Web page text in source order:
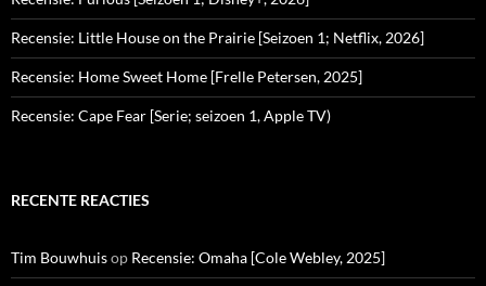
Recensie: Little House on the Prairie [Seizoen 1; Netflix, 2026]
Recensie: Home Sweet Home [Frelle Petersen, 2025]
Recensie: Cape Fear [Serie; seizoen 1, Apple TV)
RECENTE REACTIES
Tim Bouwhuisop Recensie: Omaha [Cole Webley, 2025]